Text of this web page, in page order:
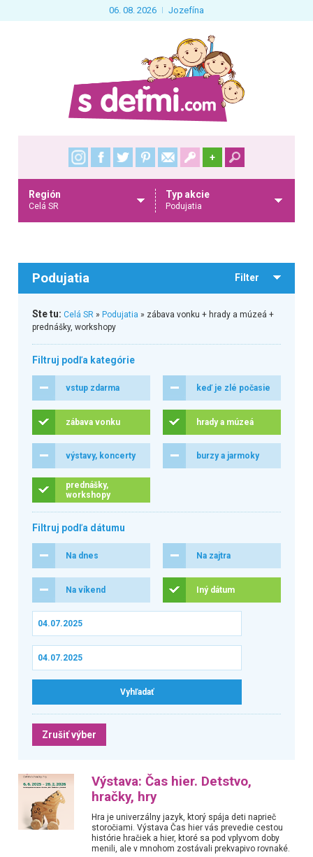
06. 08. 2026 Jozefína
+
Región
Celá SR
Typ akcie
Podujatia
Podujatia Filter
Ste tu: Celá SR» Podujatia » zábava vonku + hrady a múzeá +
prednášky, workshopy
Filtruj podľa kategórie
vstup zdarma keď je zlé počasie
zábava vonku hrady a múzeá
výstavy, koncerty burzy a jarmoky
prednášky,
workshopy
Filtruj podľa dátumu
Na dnes Na zajtra
Na víkend Iný dátum
Zrušiť výber
Výstava: Čas hier. Detstvo,
hračky, hry
Hra je univerzálny jazyk, ktorý spája deti naprieč
storočiami. Výstava Čas hier vás prevedie cestou
histórie hračiek a hier, ktoré sa pod vplyvom doby
menili, ale v mnohom zostávali prekvapivo rovnaké.